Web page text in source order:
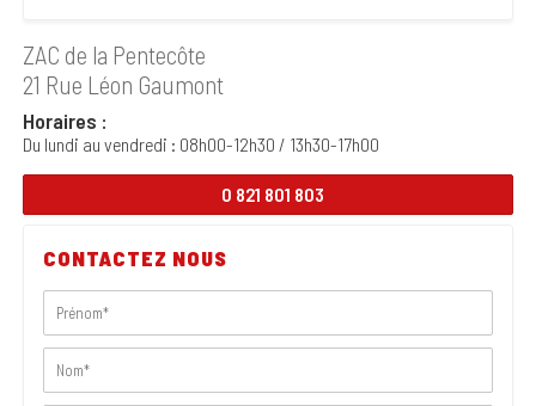
ZAC de la Pentecôte
21 Rue Léon Gaumont
0 821 801 803
CONTACTEZ NOUS
Horaires :
Du lundi au vendredi : 08h00-12h30 / 13h30-17h00